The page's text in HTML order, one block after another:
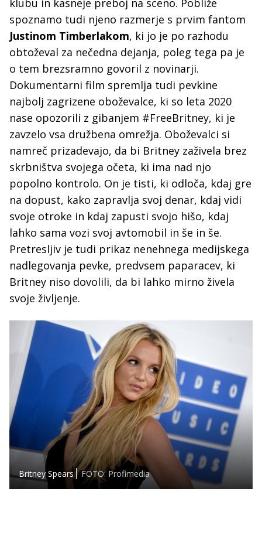
klubu in kasneje preboj na sceno. Pobliže
spoznamo tudi njeno razmerje s prvim fantom
Justinom Timberlakom, ki jo je po razhodu
obtoževal za nečedna dejanja, poleg tega pa je
o tem brezsramno govoril z novinarji.
Dokumentarni film spremlja tudi pevkine
najbolj zagrizene oboževalce, ki so leta 2020
nase opozorili z gibanjem #FreeBritney, ki je
zavzelo vsa družbena omrežja. Oboževalci si
namreč prizadevajo, da bi Britney zaživela brez
skrbništva svojega očeta, ki ima nad njo
popolno kontrolo. On je tisti, ki odloča, kdaj gre
na dopust, kako zapravlja svoj denar, kdaj vidi
svoje otroke in kdaj zapusti svojo hišo, kdaj
lahko sama vozi svoj avtomobil in še in še.
Pretresljiv je tudi prikaz nenehnega medijskega
nadlegovanja pevke, predvsem paparacev, ki
Britney niso dovolili, da bi lahko mirno živela
svoje življenje.
Britney Spears FOTO: Profimedia